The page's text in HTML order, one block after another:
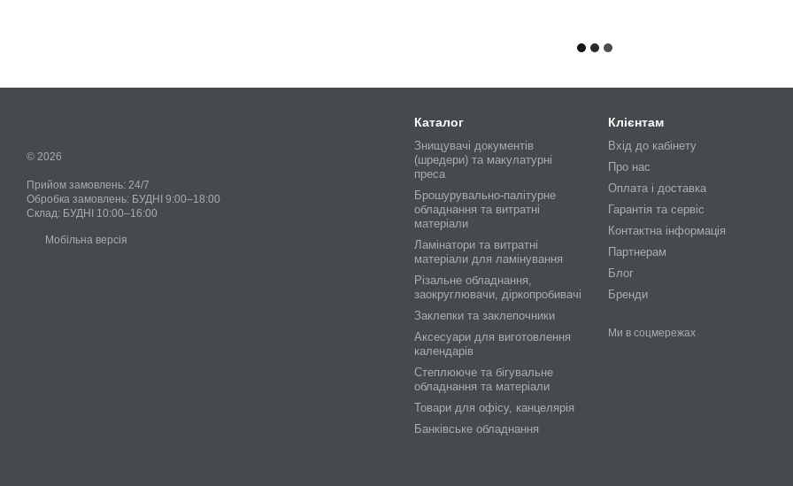
© 2026
Прийом замовлень: 24/7
Обробка замовлень: БУДНІ 9:00–18:00
Склад: БУДНІ 10:00–16:00
Мобільна версія
Каталог
Знищувачі документів
(шредери) та макулатурні
преса
Брошурувально-палітурне
обладнання та витратні
матеріали
Ламінатори та витратні
матеріали для ламінування
Різальне обладнання,
заокруглювачи, діркопробивачі
Заклепки та заклепочники
Аксесуари для виготовлення
календарів
Степлююче та бігувальне
обладнання та матеріали
Товари для офісу, канцелярія
Банківське обладнання
Клієнтам
Вхід до кабінету
Про нас
Оплата і доставка
Гарантія та сервіс
Контактна інформація
Партнерам
Блог
Бренди
Ми в соцмережах